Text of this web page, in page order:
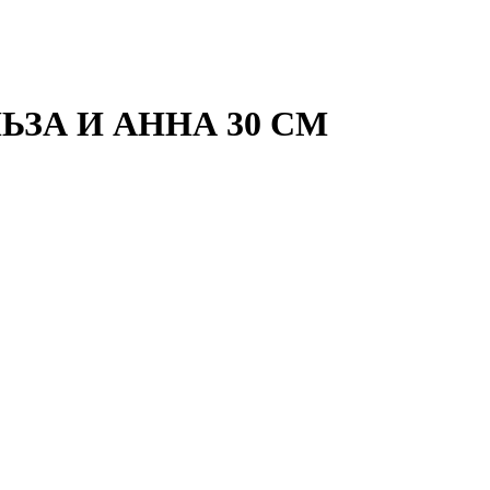
И АННА 30 СМ